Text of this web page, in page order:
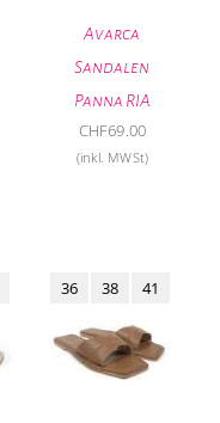
Avarca
Sandalen
Panna RIA
CHF69.00
(inkl. MWSt)
36 38 41